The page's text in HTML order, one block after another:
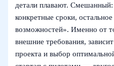
детали плавают. Смешанный:
конкретные сроки,
возможностей». Именно от
внешние требования,
проекта и выбор